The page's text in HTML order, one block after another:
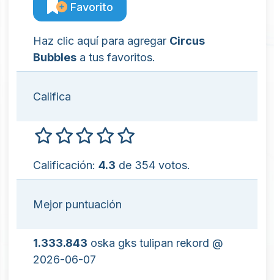
Favorito
Haz clic aquí para agregar Circus
Bubbles a tus favoritos.
Califica
Calificación: 4.3 de 354 votos.
Mejor puntuación
1.333.843 oska gks tulipan rekord @
2026-06-07